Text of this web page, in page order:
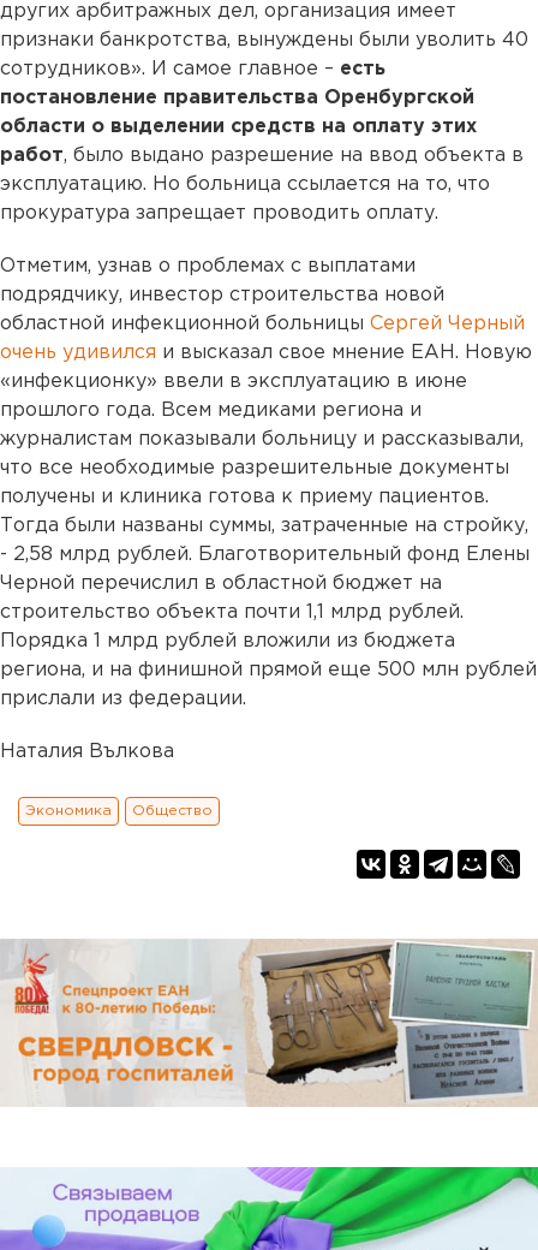
других арбитражных дел, организация имеет
признаки банкротства, вынуждены были уволить 40
сотрудников». И самое главное – есть
постановление правительства Оренбургской
области о выделении средств на оплату этих
работ, было выдано разрешение на ввод объекта в
эксплуатацию. Но больница ссылается на то, что
прокуратура запрещает проводить оплату.
Отметим, узнав о проблемах с выплатами
подрядчику, инвестор строительства новой
областной инфекционной больницы Сергей Черный
очень удивился и высказал свое мнение ЕАН. Новую
«инфекционку» ввели в эксплуатацию в июне
прошлого года. Всем медиками региона и
журналистам показывали больницу и рассказывали,
что все необходимые разрешительные документы
получены и клиника готова к приему пациентов.
Тогда были названы суммы, затраченные на стройку,
- 2,58 млрд рублей. Благотворительный фонд Елены
Черной перечислил в областной бюджет на
строительство объекта почти 1,1 млрд рублей.
Порядка 1 млрд рублей вложили из бюджета
региона, и на финишной прямой еще 500 млн рублей
прислали из федерации.
Наталия Вълкова
Экономика Общество